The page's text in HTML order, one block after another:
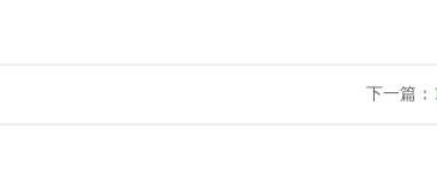
下一篇：